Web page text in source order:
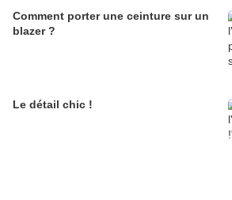
Comment porter une ceinture sur un
blazer ?
Le détail chic !